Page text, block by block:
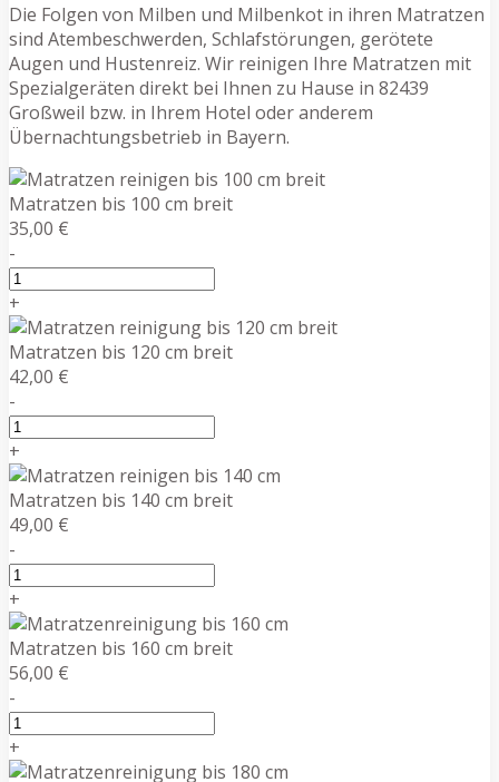
Die Folgen von Milben und Milbenkot in ihren Matratzen
sind Atembeschwerden, Schlafstörungen, gerötete
Augen und Hustenreiz. Wir reinigen Ihre Matratzen mit
Spezialgeräten direkt bei Ihnen zu Hause in 82439
Großweil bzw. in Ihrem Hotel oder anderem
Übernachtungsbetrieb in Bayern.
Matratzen bis 100 cm breit
35,00 €
-
+
Matratzen bis 120 cm breit
42,00 €
-
+
Matratzen bis 140 cm breit
49,00 €
-
+
Matratzen bis 160 cm breit
56,00 €
-
+